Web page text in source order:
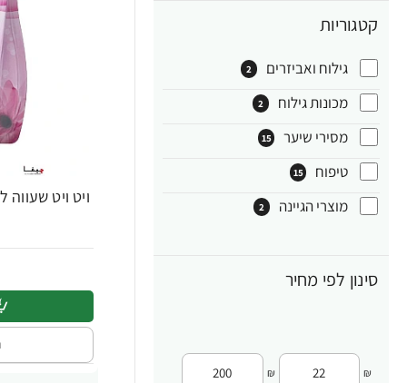
קטגוריות
גילוח ואביזרים 2
מכונות גילוח 2
מסירי שיער 15
טיפוח 15
מוצרי הגיינה 2
סינון לפי מחיר
₪
₪